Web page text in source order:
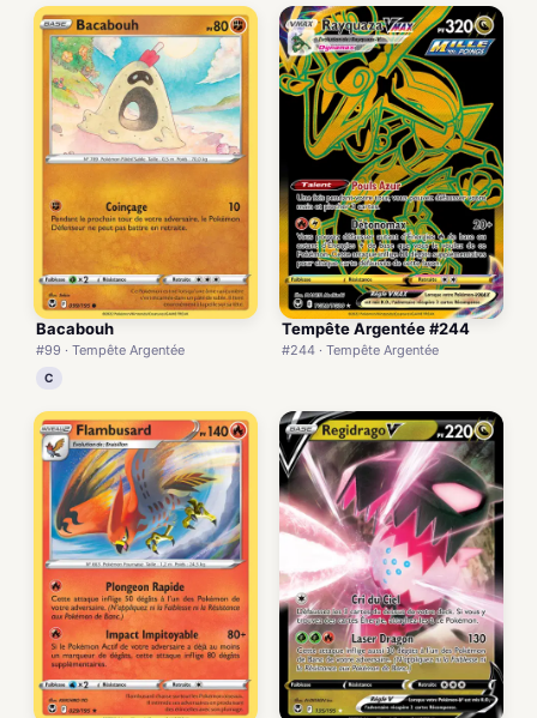
Bacabouh
#99 · Tempête Argentée
C
Tempête Argentée #244
#244 · Tempête Argentée